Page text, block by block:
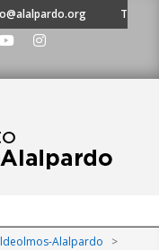
TE
Alalpardo
>